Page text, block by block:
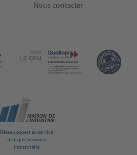
Nous contacter
Réseau expert au service
de la performance
industrielle